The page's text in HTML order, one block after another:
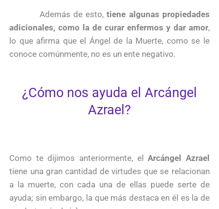
Además de esto,tiene algunas propiedades
adicionales, como la de curar enfermos y dar amor,
lo que afirma que el Ángel de la Muerte, como se le
conoce comúnmente, no es un ente negativo.
¿Cómo nos ayuda el Arcángel
Azrael?
Como te dijimos anteriormente, elArcángel Azrael
tiene una gran cantidad de virtudes que se relacionan
a la muerte, con cada una de ellas puede serte de
ayuda; sin embargo, la que más destaca en él es la de